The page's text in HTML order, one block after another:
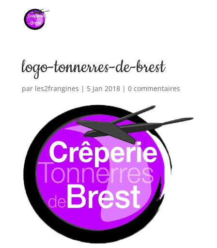
logo-tonnerres-de-brest
par les2frangines | 5 Jan 2018| 0 commentaires